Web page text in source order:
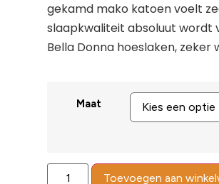
gekamd mako katoen voelt
slaapkwaliteit absoluut wordt
Bella Donna hoeslaken,
Maat
Toevoegen aan